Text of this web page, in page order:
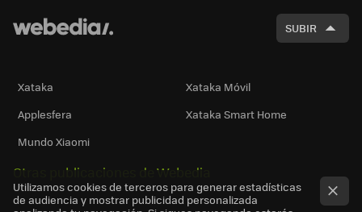
SUBIR
Xataka
Xataka Móvil
Applesfera
Xataka Smart Home
Mundo Xiaomi
Otras publicaciones de Webedia
Utilizamos cookies de terceros para generar estadísticas
de audiencia y mostrar publicidad personalizada